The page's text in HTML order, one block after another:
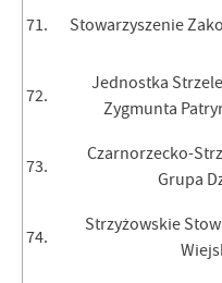
71. Stowarzyszenie
72.
Jednostka
Zygmunta
73.
Czarnorzecko-
Grupa
74.
Strzyżowskie